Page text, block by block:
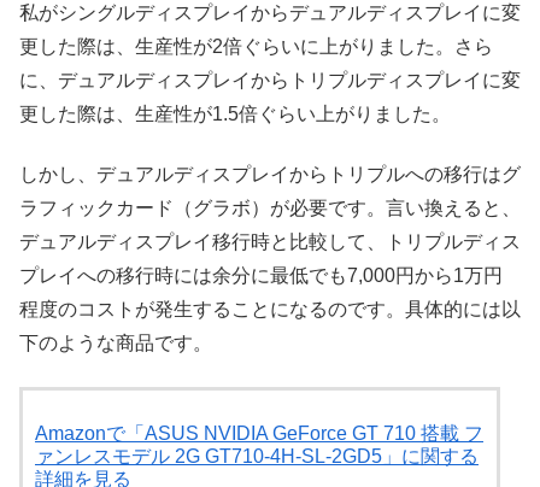
私がシングルディスプレイからデュアルディスプレイに変
更した際は、生産性が2倍ぐらいに上がりました。さら
に、デュアルディスプレイからトリプルディスプレイに変
更した際は、生産性が1.5倍ぐらい上がりました。
しかし、デュアルディスプレイからトリプルへの移行はグ
ラフィックカード（グラボ）が必要です。言い換えると、
デュアルディスプレイ移行時と比較して、トリプルディス
プレイへの移行時には余分に最低でも7,000円から1万円
程度のコストが発生することになるのです。具体的には以
下のような商品です。
Amazonで「ASUS NVIDIA GeForce GT 710 搭載 フ
ァンレスモデル 2G GT710-4H-SL-2GD5」に関する
詳細を見る